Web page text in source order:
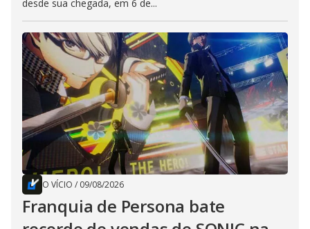
desde sua chegada, em 6 de...
O VÍCIO / 09/08/2026
Franquia de Persona bate